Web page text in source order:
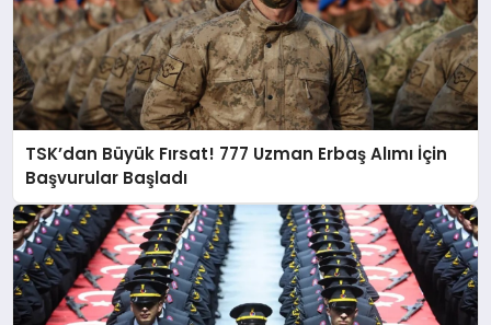
TSK’dan Büyük Fırsat! 777 Uzman Erbaş Alımı İçin
Başvurular Başladı